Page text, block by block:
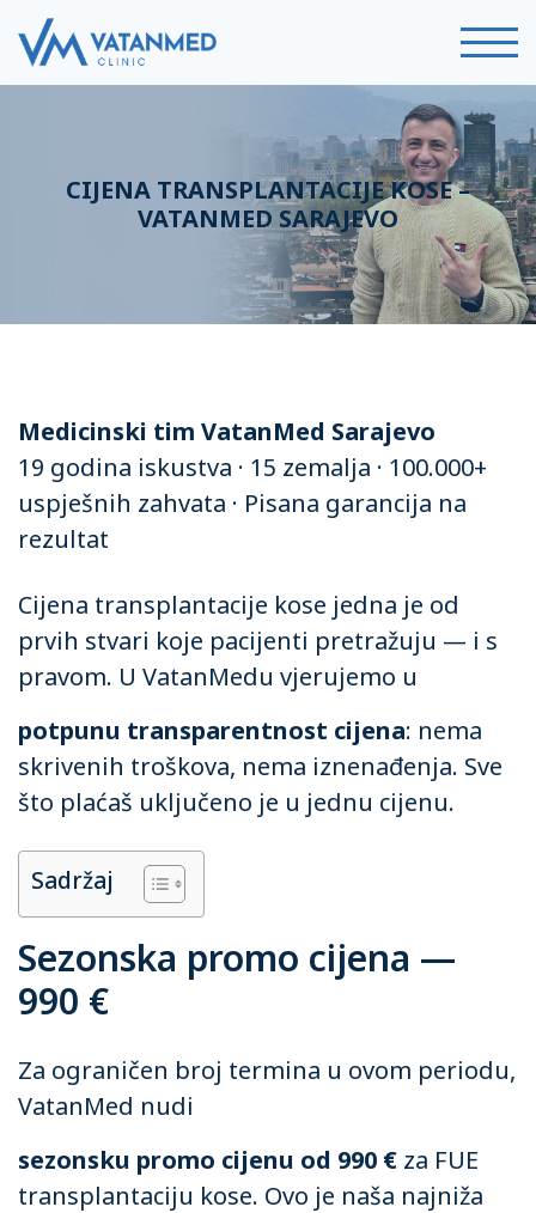
CIJENA TRANSPLANTACIJE KOSE –
VATANMED SARAJEVO
Medicinski tim VatanMed Sarajevo
19 godina iskustva · 15 zemalja · 100.000+
uspješnih zahvata · Pisana garancija na
rezultat
Cijena transplantacije kose jedna je od
prvih stvari koje pacijenti pretražuju — i s
pravom. U VatanMedu vjerujemo u
potpunu transparentnost cijena: nema
skrivenih troškova, nema iznenađenja. Sve
što plaćaš uključeno je u jednu cijenu.
Sadržaj
Sezonska promo cijena —
990 €
Za ograničen broj termina u ovom periodu,
VatanMed nudi
sezonsku promo cijenu od 990 € za FUE
transplantaciju kose. Ovo je naša najniža